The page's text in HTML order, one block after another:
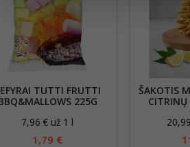
TUTTI FRUTTI
225G
7,96 € už 1 l
1,79 €
ŠAKOTIS